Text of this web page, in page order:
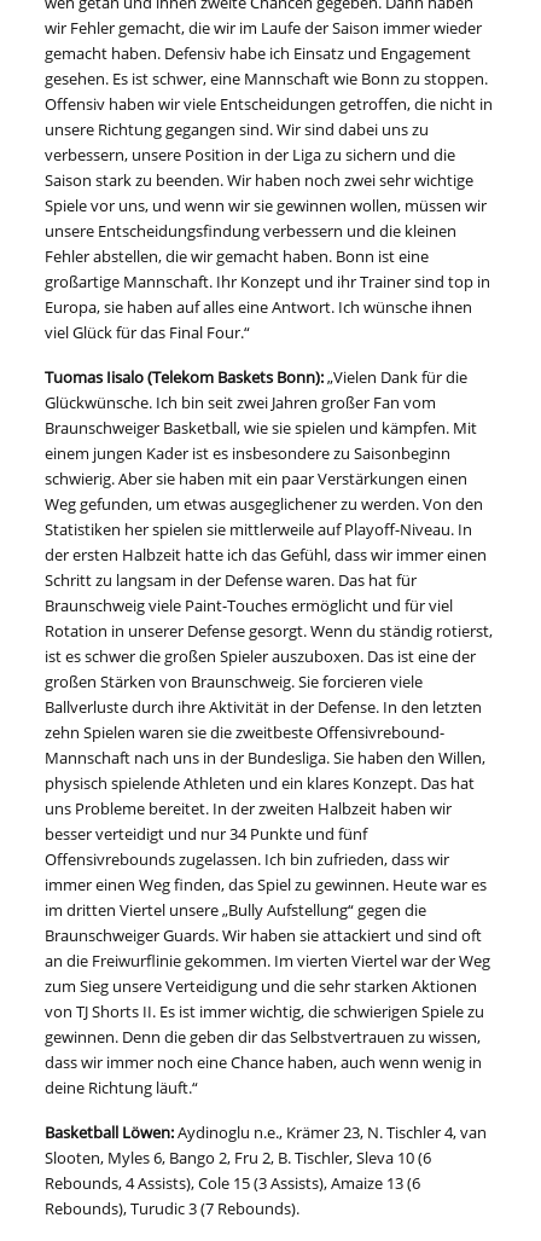
wir Fehler gemacht, die wir im Laufe der Saison immer wieder
gemacht haben. Defensiv habe ich Einsatz und Engagement
gesehen. Es ist schwer, eine Mannschaft wie Bonn zu stoppen.
Offensiv haben wir viele Entscheidungen getroffen, die nicht in
unsere Richtung gegangen sind. Wir sind dabei uns zu
verbessern, unsere Position in der Liga zu sichern und die
Saison stark zu beenden. Wir haben noch zwei sehr wichtige
Spiele vor uns, und wenn wir sie gewinnen wollen, müssen wir
unsere Entscheidungsfindung verbessern und die kleinen
Fehler abstellen, die wir gemacht haben. Bonn ist eine
großartige Mannschaft. Ihr Konzept und ihr Trainer sind top in
Europa, sie haben auf alles eine Antwort. Ich wünsche ihnen
viel Glück für das Final Four.“
Tuomas Iisalo (Telekom Baskets Bonn):„Vielen Dank für die
Glückwünsche. Ich bin seit zwei Jahren großer Fan vom
Braunschweiger Basketball, wie sie spielen und kämpfen. Mit
einem jungen Kader ist es insbesondere zu Saisonbeginn
schwierig. Aber sie haben mit ein paar Verstärkungen einen
Weg gefunden, um etwas ausgeglichener zu werden. Von den
Statistiken her spielen sie mittlerweile auf Playoff-Niveau. In
der ersten Halbzeit hatte ich das Gefühl, dass wir immer einen
Schritt zu langsam in der Defense waren. Das hat für
Braunschweig viele Paint-Touches ermöglicht und für viel
Rotation in unserer Defense gesorgt. Wenn du ständig rotierst,
ist es schwer die großen Spieler auszuboxen. Das ist eine der
großen Stärken von Braunschweig. Sie forcieren viele
Ballverluste durch ihre Aktivität in der Defense. In den letzten
zehn Spielen waren sie die zweitbeste Offensivrebound-
Mannschaft nach uns in der Bundesliga. Sie haben den Willen,
physisch spielende Athleten und ein klares Konzept. Das hat
uns Probleme bereitet. In der zweiten Halbzeit haben wir
besser verteidigt und nur 34 Punkte und fünf
Offensivrebounds zugelassen. Ich bin zufrieden, dass wir
immer einen Weg finden, das Spiel zu gewinnen. Heute war es
im dritten Viertel unsere „Bully Aufstellung“ gegen die
Braunschweiger Guards. Wir haben sie attackiert und sind oft
an die Freiwurflinie gekommen. Im vierten Viertel war der Weg
zum Sieg unsere Verteidigung und die sehr starken Aktionen
von TJ Shorts II. Es ist immer wichtig, die schwierigen Spiele zu
gewinnen. Denn die geben dir das Selbstvertrauen zu wissen,
dass wir immer noch eine Chance haben, auch wenn wenig in
deine Richtung läuft.“
Basketball Löwen:Aydinoglu n.e., Krämer 23, N. Tischler 4, van
Slooten, Myles 6, Bango 2, Fru 2, B. Tischler, Sleva 10 (6
Rebounds, 4 Assists), Cole 15 (3 Assists), Amaize 13 (6
Rebounds), Turudic 3 (7 Rebounds).